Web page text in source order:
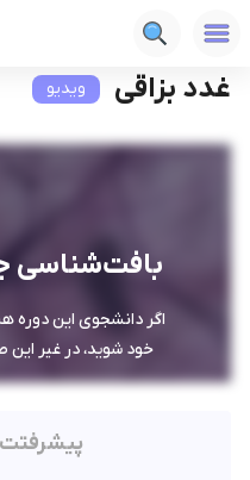
دوره ها علوم پزشکی بافت‌شناسی
غدد بزاقی ویدیو
بافت‌شناسی
اگر دانشجوی این دوره
خود شوید، در غیر این